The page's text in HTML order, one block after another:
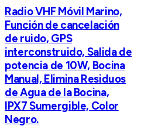
Radio VHF Móvil Marino,
Función de cancelación
de ruido, GPS
interconstruido, Salida de
potencia de 10W, Bocina
Manual, Elimina Residuos
de Agua de la Bocina,
IPX7 Sumergible, Color
Negro.